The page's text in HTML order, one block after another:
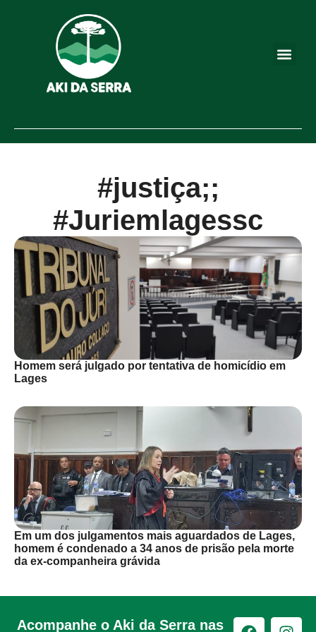
#justiça;;
#Juriemlagessc
Homem será julgado por tentativa de homicídio em
Lages
Em um dos julgamentos mais aguardados de Lages,
homem é condenado a 34 anos de prisão pela morte
da ex-companheira grávida
Acompanhe o Aki da Serra nas